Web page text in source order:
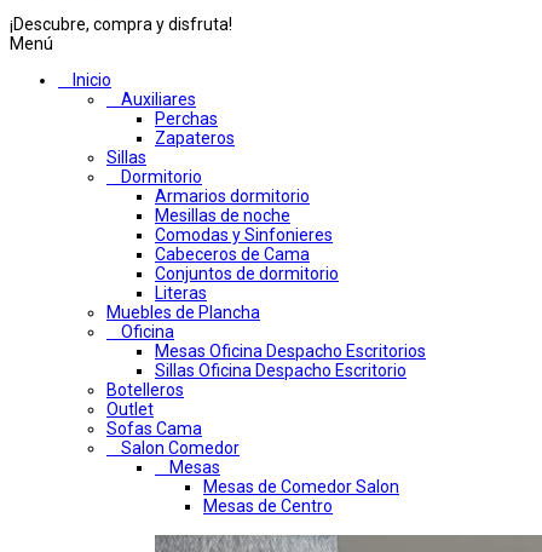
¡Descubre, compra y disfruta!
Menú
Inicio
Auxiliares
Perchas
Zapateros
Sillas
Dormitorio
Armarios dormitorio
Mesillas de noche
Comodas y Sinfonieres
Cabeceros de Cama
Conjuntos de dormitorio
Literas
Muebles de Plancha
Oficina
Mesas Oficina Despacho Escritorios
Sillas Oficina Despacho Escritorio
Botelleros
Outlet
Sofas Cama
Salon Comedor
Mesas
Mesas de Comedor Salon
Mesas de Centro